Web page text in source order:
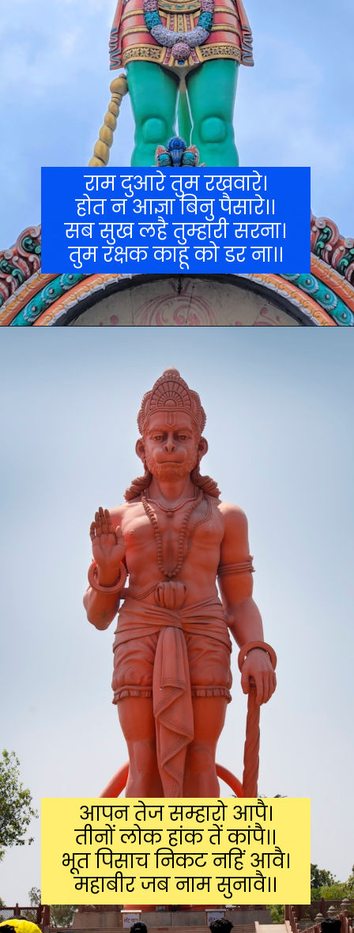
राम दुआरे तुम रखवारे।
होत न आज्ञा बिनु पैसारे।।
सब सुख लहै तुम्हारी सरना।
तुम रक्षक काहू को डर ना।।
आपन तेज सम्हारो आपै।
तीनों लोक हांक तें कांपै।।
भूत पिसाच निकट नहिं आवै।
महाबीर जब नाम सुनावै।।